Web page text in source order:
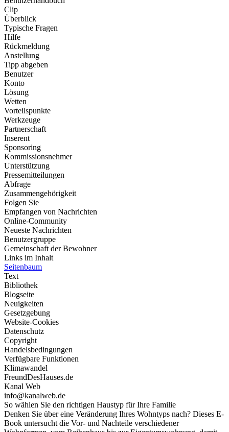
Clip
Überblick
Typische Fragen
Hilfe
Rückmeldung
Anstellung
Tipp abgeben
Benutzer
Konto
Lösung
Wetten
Vorteilspunkte
Werkzeuge
Partnerschaft
Inserent
Sponsoring
Kommissionsnehmer
Unterstützung
Pressemitteilungen
Abfrage
Zusammengehörigkeit
Folgen Sie
Empfangen von Nachrichten
Online-Community
Neueste Nachrichten
Benutzergruppe
Gemeinschaft der Bewohner
Links im Inhalt
Seitenbaum
Text
Bibliothek
Blogseite
Neuigkeiten
Gesetzgebung
Website-Cookies
Datenschutz
Copyright
Handelsbedingungen
Verfügbare Funktionen
Klimawandel
FreundDesHauses.de
Kanal Web
info@kanalweb.de
So wählen Sie den richtigen Haustyp für Ihre Familie
Denken Sie über eine Veränderung Ihres Wohntyps nach? Dieses E-
Book untersucht die Vor- und Nachteile verschiedener